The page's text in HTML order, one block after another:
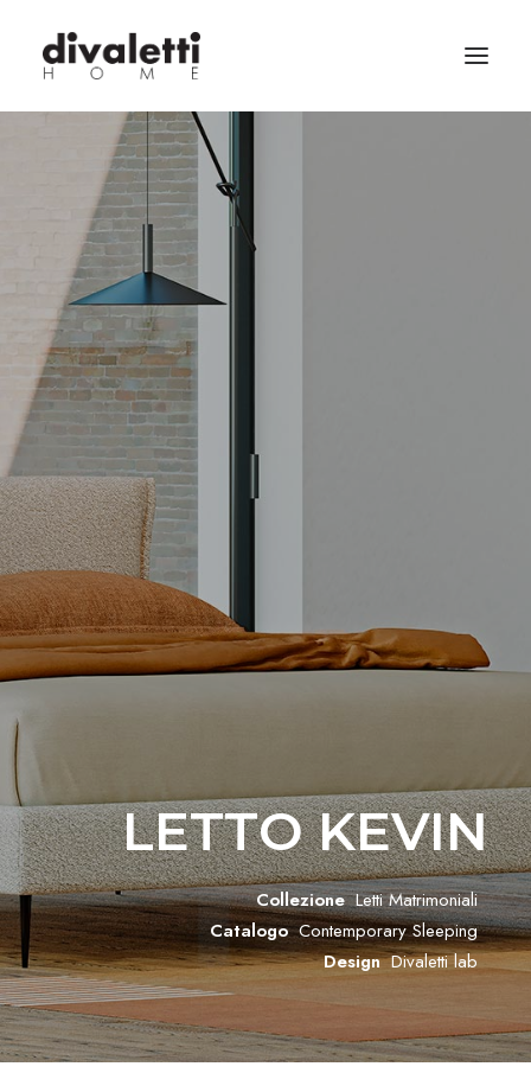
LETTO KEVIN
Collezione Letti Matrimoniali
Catalogo Contemporary Sleeping
Design Divaletti lab